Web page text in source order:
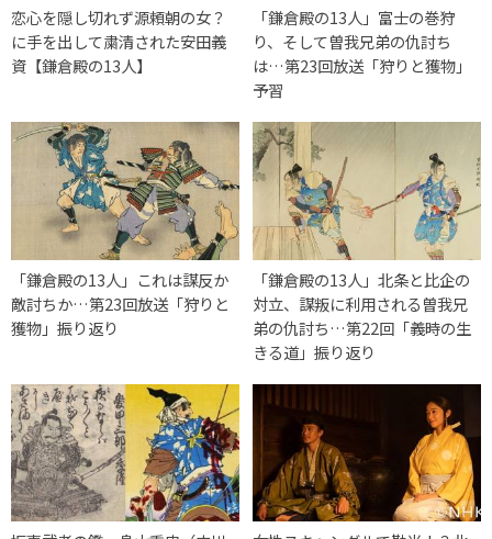
恋心を隠し切れず源頼朝の女？
に手を出して粛清された安田義
資【鎌倉殿の13人】
「鎌倉殿の13人」富士の巻狩
り、そして曽我兄弟の仇討ち
は…第23回放送「狩りと獲物」
予習
「鎌倉殿の13人」これは謀反か
敵討ちか…第23回放送「狩りと
獲物」振り返り
「鎌倉殿の13人」北条と比企の
対立、謀叛に利用される曽我兄
弟の仇討ち…第22回「義時の生
きる道」振り返り